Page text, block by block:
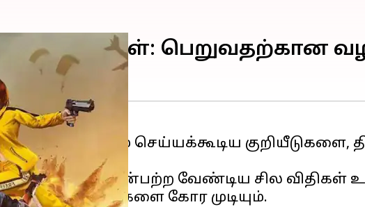
குறியீடுகள்: பெறுவதற்கான
மேக்ஸ்
, ரிடீம் செய்யக்கூடிய குறியீடுகளை,
பிளேயர்கள் பின்பற்ற வேண்டிய சில விதிகள்
குறியீடுகளை கோர முடியும்.